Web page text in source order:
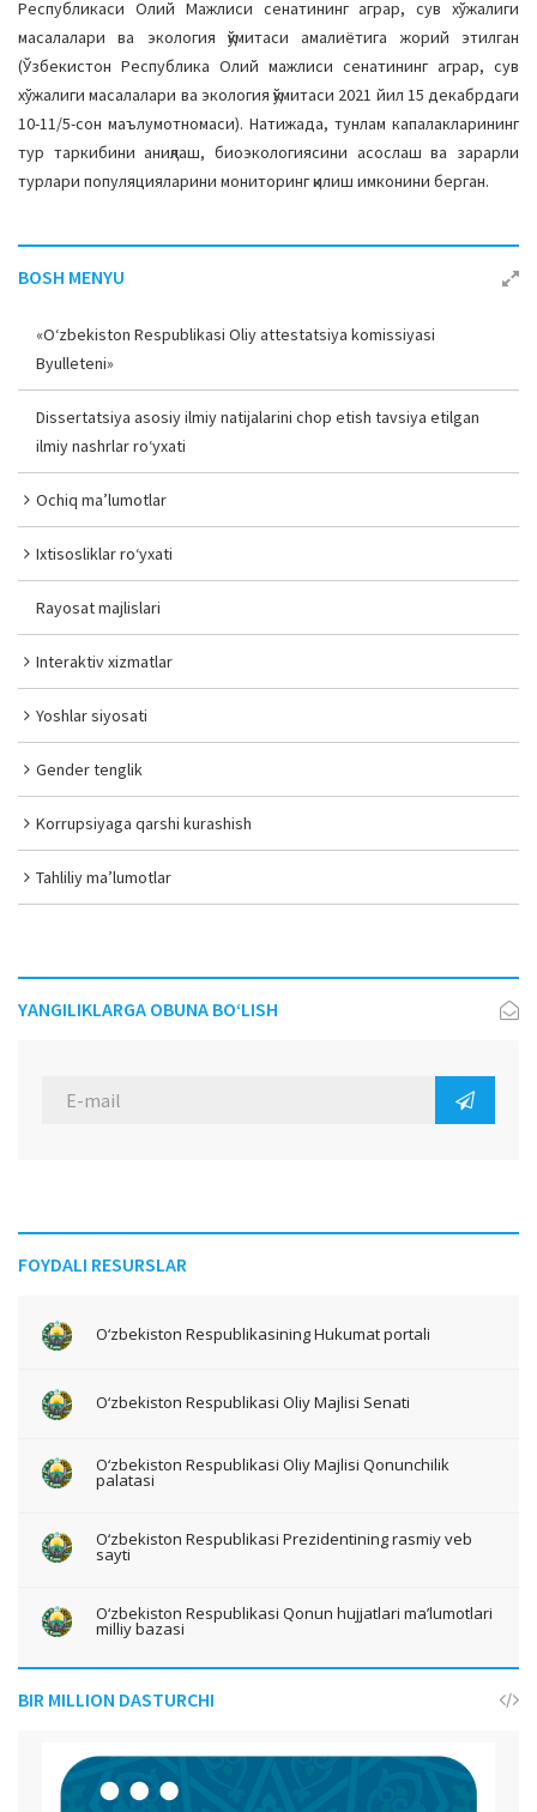
Республикаси Олий Мажлиси сенатининг аграр, сув хўжалиги
масалалари ва экология қўмитаси амалиётига жорий этилган
(Ўзбекистон Республика Олий мажлиси сенатининг аграр, сув
хўжалиги масалалари ва экология қўмитаси 2021 йил 15 декабрдаги
10-11/5-сон маълумотномаси). Натижада, тунлам капалакларининг
тур таркибини аниқлаш, биоэкологиясини асослаш ва зарарли
турлари популяцияларини мониторинг қилиш имконини берган.
BOSH MENYU
«O‘zbekiston Respublikasi Oliy attestatsiya komissiyasi
Byulleteni»
Dissertatsiya asosiy ilmiy natijalarini chop etish tavsiya etilgan
ilmiy nashrlar ro‘yxati
Ochiq ma’lumotlar
Ixtisosliklar ro‘yxati
Rayosat majlislari
Interaktiv xizmatlar
Yoshlar siyosati
Gender tenglik
Korrupsiyaga qarshi kurashish
Tahliliy ma’lumotlar
YANGILIKLARGA OBUNA BO‘LISH
FOYDALI RESURSLAR
O‘zbekiston Respublikasining Hukumat portali
O‘zbekiston Respublikasi Oliy Majlisi Senati
O‘zbekiston Respublikasi Oliy Majlisi Qonunchilik
palatasi
O‘zbekiston Respublikasi Prezidentining rasmiy veb
sayti
O‘zbekiston Respublikasi Qonun hujjatlari ma’lumotlari
milliy bazasi
BIR MILLION DASTURCHI